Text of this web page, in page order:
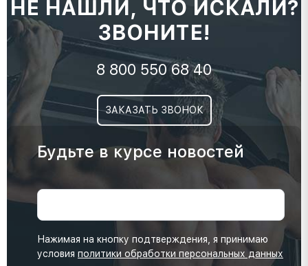
НЕ НАШЛИ, ЧТО ИСКАЛИ?
ЗВОНИТЕ!
8 800 550 68 40
ЗАКАЗАТЬ ЗВОНОК
Будьте в курсе новостей
Нажимая на кнопку подтверждения, я принимаю
условия политики обработки персональных данных